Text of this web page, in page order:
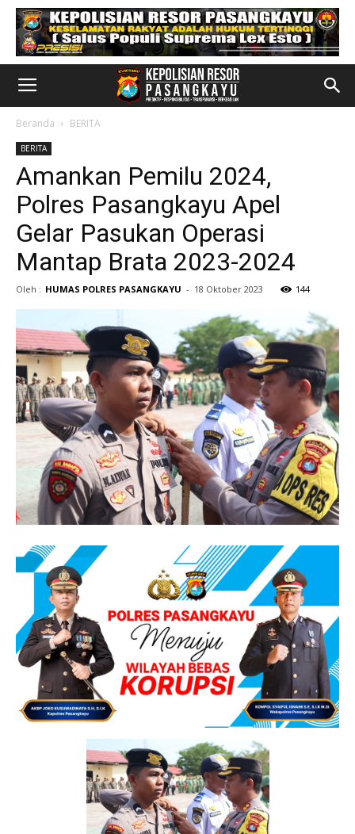
Beranda BERITA
BERITA
Amankan Pemilu 2024,
Polres Pasangkayu Apel
Gelar Pasukan Operasi
Mantap Brata 2023-2024
Oleh : HUMAS POLRES PASANGKAYU - 18 Oktober 2023 144